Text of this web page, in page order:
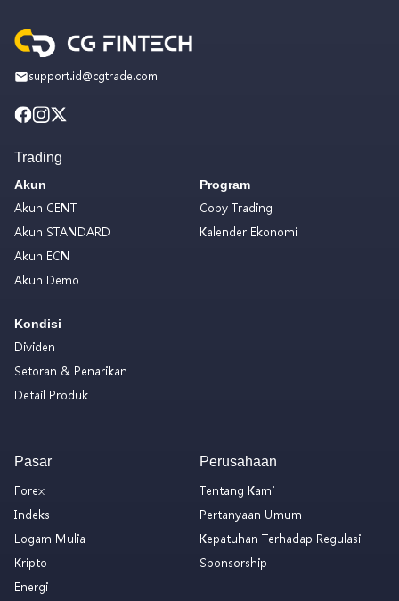
support.id@cgtrade.com
Trading
Akun
Akun CENT
Akun STANDARD
Akun ECN
Akun Demo
Kondisi
Dividen
Setoran & Penarikan
Detail Produk
Program
Copy Trading
Kalender Ekonomi
Pasar
Forex
Indeks
Logam Mulia
Kripto
Energi
Perusahaan
Tentang Kami
Pertanyaan Umum
Kepatuhan Terhadap Regulasi
Sponsorship